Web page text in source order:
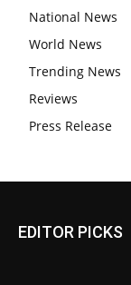
National News
World News
Trending News
Reviews
Press Release
EDITOR PICKS